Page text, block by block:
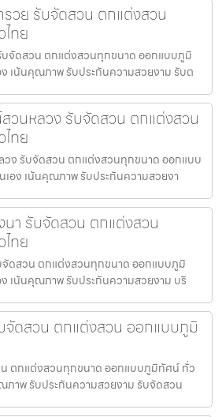
วย รับจัดสวน ตกแต่งสวน
ทย
จัดสวน ตกแต่งสวนทุกขนาด ออกแบบภูมิ
เน้นคุณภาพ รับประกันความสวยงาม รับต
นหลวง รับจัดสวน ตกแต่งสวน
ทย
ง รับจัดสวน ตกแต่งสวนทุกขนาด ออกแบบ
อง เน้นคุณภาพ รับประกันความสวยงา
า รับจัดสวน ตกแต่งสวน
ทย
ดสวน ตกแต่งสวนทุกขนาด ออกแบบภูมิ
เน้นคุณภาพ รับประกันความสวยงาม บริ
จัดสวน ตกแต่งสวน ออกแบบภูมิ
ตกแต่งสวนทุกขนาด ออกแบบภูมิทัศน์ ทั่ว
ภาพ รับประกันความสวยงาม รับจัดสวน